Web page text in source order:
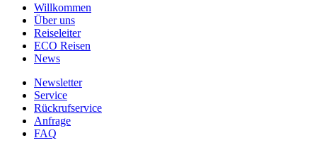
Willkommen
Über uns
Reiseleiter
ECO Reisen
News
Newsletter
Service
Rückrufservice
Anfrage
FAQ